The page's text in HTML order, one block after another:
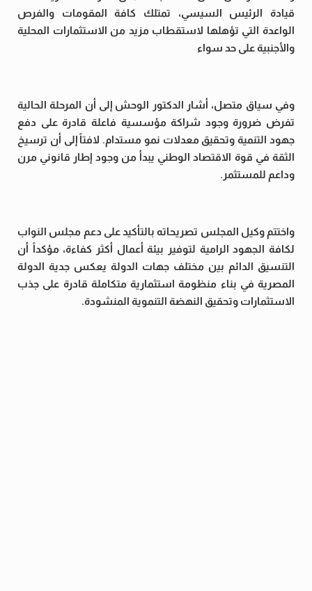
قيادة الرئيس السيسي، تمتلك كافة المقومات والفرص
الواعدة التي تؤهلها لاستقطاب مزيد من الاستثمارات المحلية
والأجنبية على حد سواء
وفي سياق متصل، أشار الدكتور الوحش إلى أن المرحلة الحالية
تفرض ضرورة وجود شراكة مؤسسية فاعلة قادرة على دفع
جهود التنمية وتحقيق معدلات نمو مستدام. لافتاً إلى أن ترسيخ
الثقة في قوة الاقتصاد الوطني يبدأ من وجود إطار قانوني مرن
وداعم للمستثمر.
واختتم وكيل المجلس تصريحاته بالتأكيد على دعم مجلس النواب
لكافة الجهود الرامية لتوفير بيئة أعمال أكثر كفاءة، مؤكداً أن
التنسيق الدائم بين مختلف جهات الدولة يعكس جدية الدولة
المصرية في بناء منظومة استثمارية متكاملة قادرة على جذب
الاستثمارات وتحقيق النهضة التنموية المنشودة.